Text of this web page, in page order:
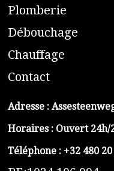
​Plomberie
Débouchage
Chauffage
Contact
Adresse :
Horaires : Ouvert 24h/
Téléphone : +32 480